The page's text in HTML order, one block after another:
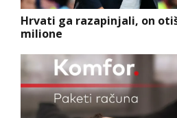
Hrvati ga razapinjali, on
milione